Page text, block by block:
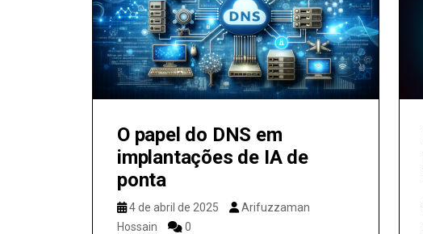
O papel do DNS em
implantações de IA de
ponta
4 de abril de 2025
Arifuzzaman
Hossain
0